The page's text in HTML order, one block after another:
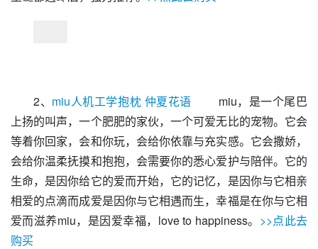
2、 miu人机工学抱枕 仲夏花语 miu，是一个尾巴
上扬的叫声，一个肥肥的家伙，一个可爱无比的宠物。它会
等着你回家，会和你玩，会给你依靠与充实感。它会撒娇，
会给你温柔抚摸和抱抱，会需要你的悉心爱护与陪伴。它的
生命，是因你给它的爱而开始，它的记忆，是因你与它相亲
相爱的点滴而成爱是因你与它相遇而生，幸福是在你与它相
爱而滋养miu，是因爱幸福，love to happiness。 >>点此去
购买